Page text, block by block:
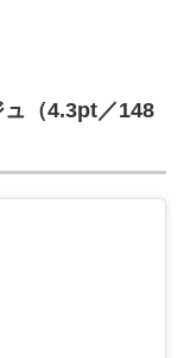
（4.3pt／148